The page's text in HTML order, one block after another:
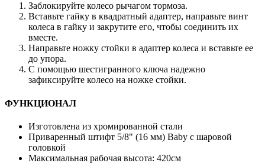
Заблокируйте колесо рычагом тормоза.
Вставьте гайку в квадратный адаптер, направьте винт
колеса в гайку и закрутите его, чтобы соединить их
вместе.
Направьте ножку стойки в адаптер колеса и вставьте ее
до упора.
С помощью шестигранного ключа надежно
зафиксируйте колесо на ножке стойки.
ФУНКЦИОНАЛ
Изготовлена из хромированной стали
Приваренный штифт 5/8" (16 мм) Baby с шаровой
головкой
Максимальная рабочая высота: 420см